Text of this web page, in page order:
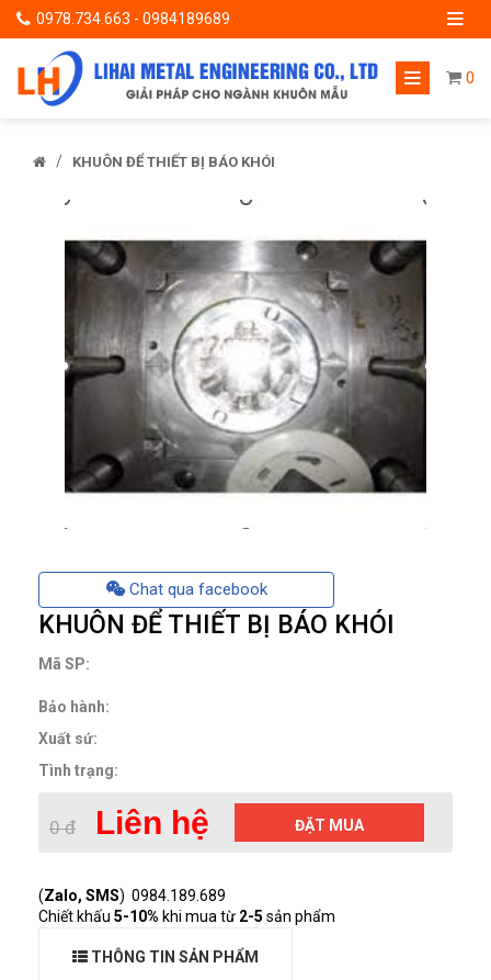
0978.734.663 - 0984189689
0
/ KHUÔN ĐỂ THIẾT BỊ BÁO KHÓI
Chat qua facebook
KHUÔN ĐỂ THIẾT BỊ BÁO KHÓI
Mã SP:
Bảo hành:
Xuất sứ:
Tình trạng:
0 đ Liên hệ ĐẶT MUA
(Zalo, SMS) 0984.189.689
Chiết khấu 5-10% khi mua từ 2-5 sản phẩm
THÔNG TIN SẢN PHẨM